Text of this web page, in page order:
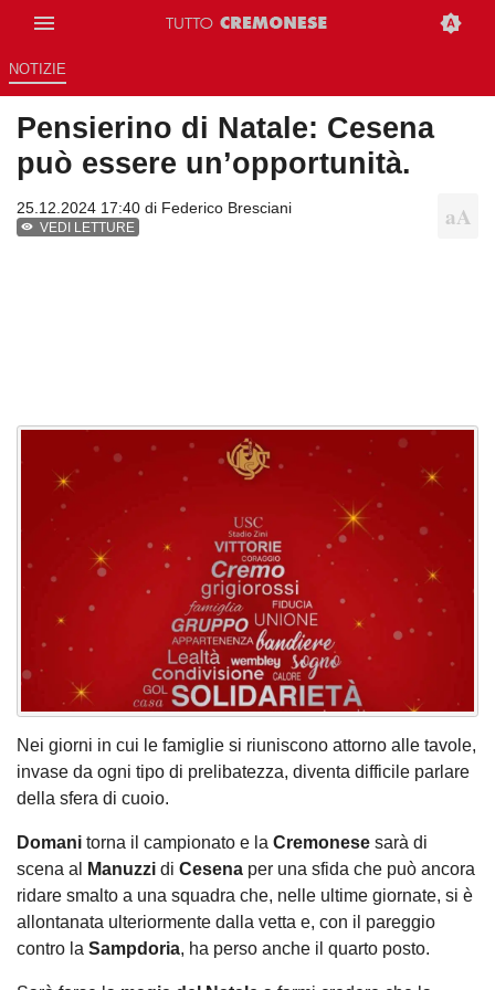
NOTIZIE
Pensierino di Natale: Cesena
può essere un’opportunità.
25.12.2024 17:40 di Federico Bresciani
VEDI LETTURE
Nei giorni in cui le famiglie si riuniscono attorno alle tavole,
invase da ogni tipo di prelibatezza, diventa difficile parlare
della sfera di cuoio.
Domani torna il campionato e la Cremonese sarà di
scena al
Manuzzi di Cesena per una sfida che può ancora
ridare smalto a una squadra che, nelle ultime giornate, si è
allontanata ulteriormente dalla vetta e, con il pareggio
contro la Sampdoria, ha perso anche il quarto posto.